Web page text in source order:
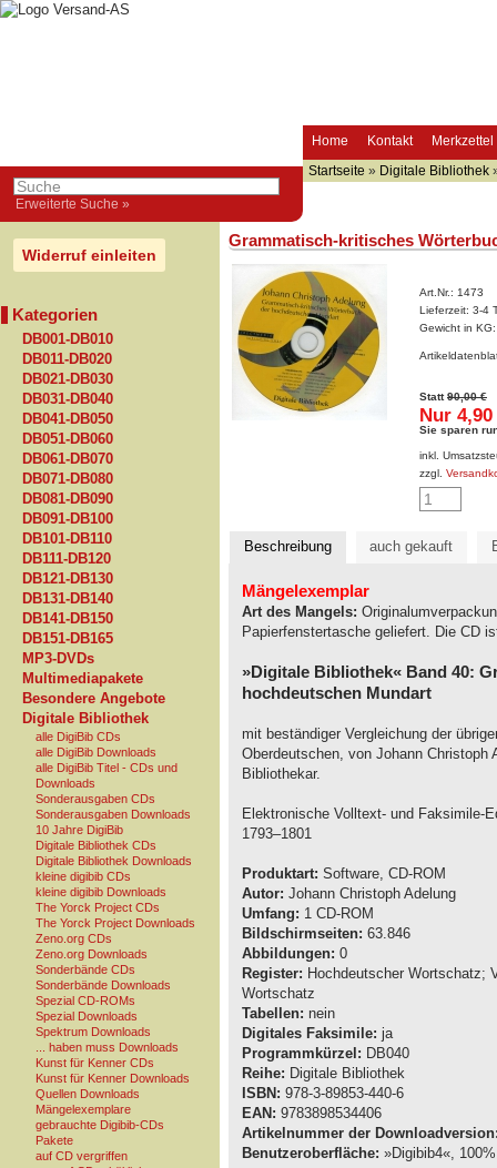
Home Kontakt Merkzettel
Erweiterte Suche »
Startseite » Digitale Bibliothek
Widerruf einleiten
Kategorien
DB001-DB010
DB011-DB020
DB021-DB030
DB031-DB040
DB041-DB050
DB051-DB060
DB061-DB070
DB071-DB080
DB081-DB090
DB091-DB100
DB101-DB110
DB111-DB120
DB121-DB130
DB131-DB140
DB141-DB150
DB151-DB165
MP3-DVDs
Multimediapakete
Besondere Angebote
Digitale Bibliothek
alle DigiBib CDs
alle DigiBib Downloads
alle DigiBib Titel - CDs und
Downloads
Sonderausgaben CDs
Sonderausgaben Downloads
10 Jahre DigiBib
Digitale Bibliothek CDs
Digitale Bibliothek Downloads
kleine digibib CDs
kleine digibib Downloads
The Yorck Project CDs
The Yorck Project Downloads
Zeno.org CDs
Zeno.org Downloads
Sonderbände CDs
Sonderbände Downloads
Spezial CD-ROMs
Spezial Downloads
Spektrum Downloads
... haben muss Downloads
Kunst für Kenner CDs
Kunst für Kenner Downloads
Quellen Downloads
Mängelexemplare
gebrauchte Digibib-CDs
Pakete
auf CD vergriffen
Grammatisch-kritisches
Art.Nr.: 1473
Lieferzeit: 3-4
Gewicht in
Statt90,00 €
Nur 4,90
Sie sparen
inkl.
zzgl.
Beschreibung auch gekauft
Mängelexemplar
Art des Mangels:
Papierfenstertasche geliefert. Die CD
»Digitale Bibliothek« Band 40:
hochdeutschen Mundart
mit beständiger Vergleichung der
Oberdeutschen, von Johann Christoph
Bibliothekar.
Elektronische Volltext- und Faksimile-
1793–1801
Produktart: Software, CD-ROM
Autor: Johann Christoph Adelung
Umfang: 1 CD-ROM
Bildschirmseiten: 63.846
Abbildungen: 0
Register: Hochdeutscher Wortschatz;
Wortschatz
Tabellen: nein
Digitales Faksimile: ja
Programmkürzel: DB040
Reihe: Digitale Bibliothek
ISBN: 978-3-89853-440-6
EAN: 9783898534406
Artikelnummer der
Benutzeroberfläche: »Digibib4«,